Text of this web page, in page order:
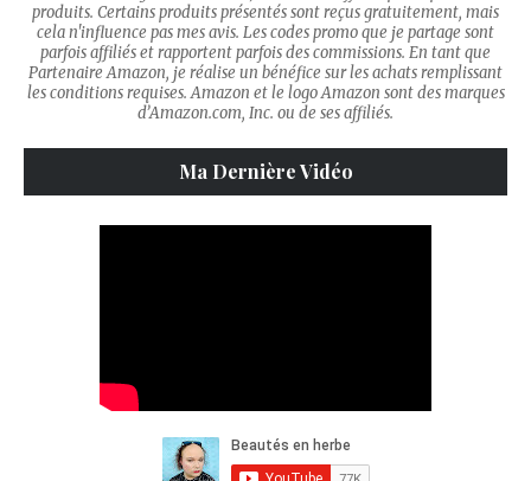
produits. Certains produits présentés sont reçus gratuitement, mais
cela n'influence pas mes avis. Les codes promo que je partage sont
parfois affiliés et rapportent parfois des commissions. En tant que
Partenaire Amazon, je réalise un bénéfice sur les achats remplissant
les conditions requises. Amazon et le logo Amazon sont des marques
d’Amazon.com, Inc. ou de ses affiliés.
Ma Dernière Vidéo